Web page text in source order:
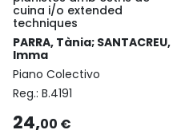
cuina i/o extended
techniques
PARRA, Tània; SANTACREU,
Imma
Piano Colectivo
Reg.: B.4191
24,00 €